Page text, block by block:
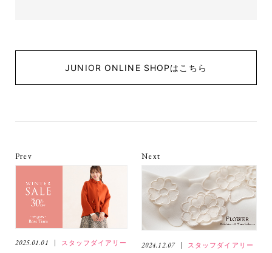
JUNIOR ONLINE SHOPはこちら
Prev
2025.01.01 スタッフダイアリー
Next
2024.12.07 スタッフダイアリー